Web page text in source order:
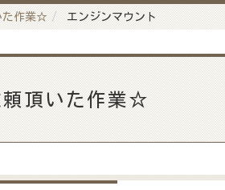
た作業☆ エンジンマウント
頂いた作業☆